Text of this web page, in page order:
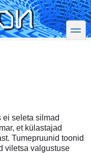
toggle
seleta silmad
et külastajad
Tumepruunid toonid
viletsa valgustuse